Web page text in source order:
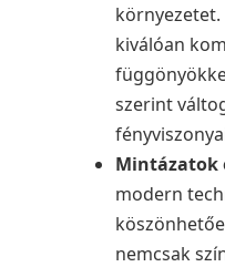
környezetet.
kiválóan
szerint
Mintázatok
modern
nemcsak